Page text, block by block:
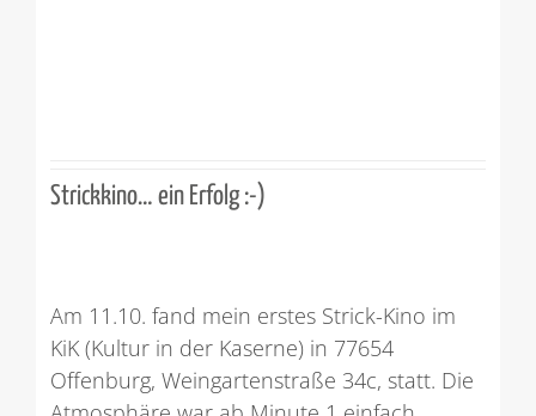
Strickkino… ein Erfolg :-)
Am 11.10. fand mein erstes Strick-Kino im
KiK (Kultur in der Kaserne) in 77654
Offenburg, Weingartenstraße 34c, statt. Die